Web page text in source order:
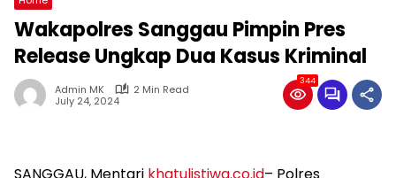
Wakapolres Sanggau Pimpin Pres
Release Ungkap Dua Kasus Kriminal
Admin MK
2 Min Read
July 24, 2024
344